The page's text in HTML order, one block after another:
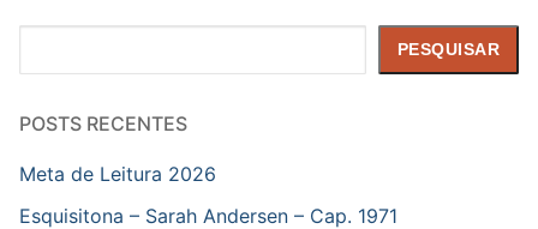
PESQUISAR
POSTS RECENTES
Meta de Leitura 2026
Esquisitona – Sarah Andersen – Cap. 1971